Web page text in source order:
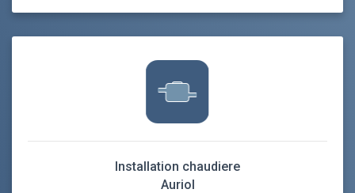
Installation chaudiere
Auriol